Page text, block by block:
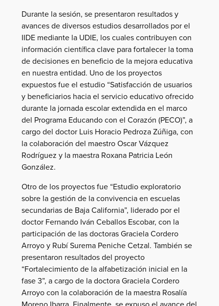
Durante la sesión, se presentaron resultados y
avances de diversos estudios desarrollados por el
IIDE mediante la UDIE, los cuales contribuyen con
información científica clave para fortalecer la toma
de decisiones en beneficio de la mejora educativa
en nuestra entidad. Uno de los proyectos
expuestos fue el estudio “Satisfacción de usuarios
y beneficiarios hacia el servicio educativo ofrecido
durante la jornada escolar extendida en el marco
del Programa Educando con el Corazón (PECO)”, a
cargo del doctor Luis Horacio Pedroza Zúñiga, con
la colaboración del maestro Oscar Vázquez
Rodríguez y la maestra Roxana Patricia León
González.
Otro de los proyectos fue “Estudio exploratorio
sobre la gestión de la convivencia en escuelas
secundarias de Baja California”, liderado por el
doctor Fernando Iván Ceballos Escobar, con la
participación de las doctoras Graciela Cordero
Arroyo y Rubí Surema Peniche Cetzal. También se
presentaron resultados del proyecto
“Fortalecimiento de la alfabetización inicial en la
fase 3”, a cargo de la doctora Graciela Cordero
Arroyo con la colaboración de la maestra Rosalía
Moreno Ibarra. Finalmente, se expuso el avance del